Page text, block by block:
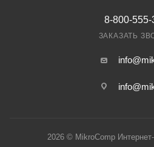
8-800-555-
ЗАКАЗАТЬ
2026 © MikroComp